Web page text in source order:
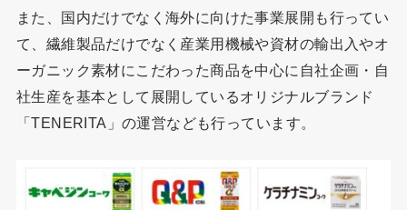
また、国内だけでなく海外に向けた事業展開も行ってい
て、繊維製品だけでなく産業用機械や資材の輸出入やオ
ーガニック素材にこだわった商品を中心に自社企画・自
社生産を基本として展開しているオリジナルブランド
「TENERITA」の運営なども行っています。